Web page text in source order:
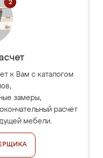
к Вам с каталогом
замеры,
расчёт
мебели.